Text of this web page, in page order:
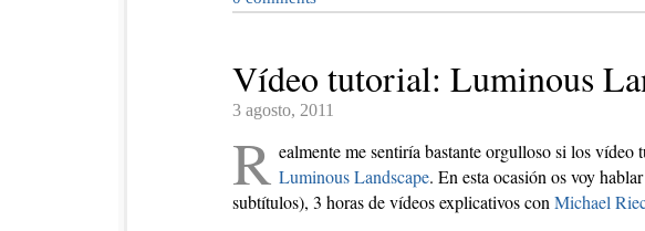
Vídeo tutorial: Luminous
3 agosto, 2011
R ealmente me sentiría bastante orgulloso si los
Luminous Landscape. En esta ocasión os voy
subtítulos), 3 horas de vídeos explicativos con Michael